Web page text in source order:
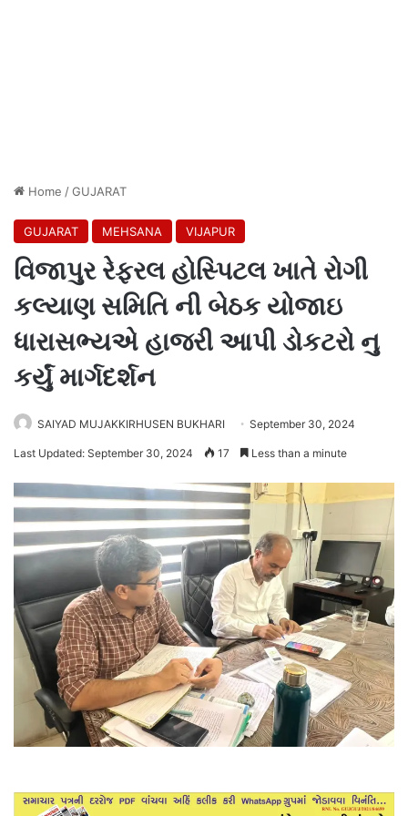
Home /GUJARAT
GUJARAT MEHSANA VIJAPUR
વિજાપુર રેફરલ હોસ્પિટલ ખાતે રોગી
કલ્યાણ સમિતિ ની બેઠક યોજાઇ
ધારાસભ્યએ હાજરી આપી ડોકટરો નુ
કર્યું માર્ગદર્શન
SAIYAD MUJAKKIRHUSEN BUKHARI September 30, 2024
Last Updated: September 30, 2024 17 Less than a minute